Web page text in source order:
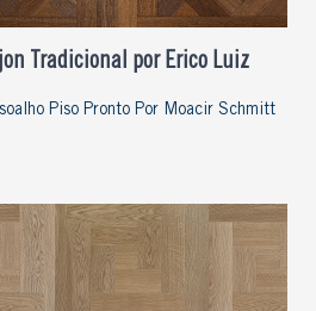
Tradicional por Erico Luiz
Piso Pronto Por Moacir Schmitt